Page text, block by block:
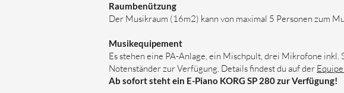
Raumbenützung
Der Musikraum (16m2) kann von maximal 5 Personen zum
Musikequipement
Es stehen eine PA-Anlage, ein Mischpult, drei Mikrofone
Notenständer zur Verfügung. Details findest du auf der
Ab sofort steht ein E-Piano KORG SP 280 zur Verfügung!